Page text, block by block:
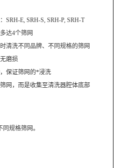
SRH-E, SRH-S, SRH-P, SRH-T
达4个筛网
清洗不同品牌、不同规格的筛网
磨损
保证筛网的*浸洗
网，而是收集至清洗器腔体底部
规格筛网。